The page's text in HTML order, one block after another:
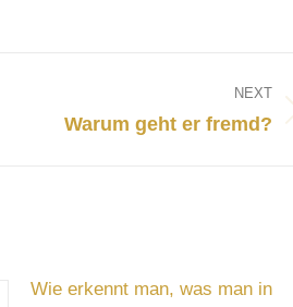
NEXT
Warum geht er fremd?
Wie erkennt man, was man in